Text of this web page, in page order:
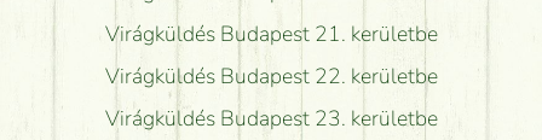
Virágküldés Budapest 21. kerületbe
Virágküldés Budapest 22. kerületbe
Virágküldés Budapest 23. kerületbe